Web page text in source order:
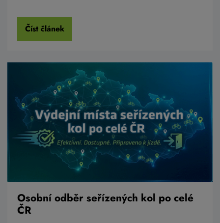
Číst článek
Osobní odběr seřízených kol po celé
ČR